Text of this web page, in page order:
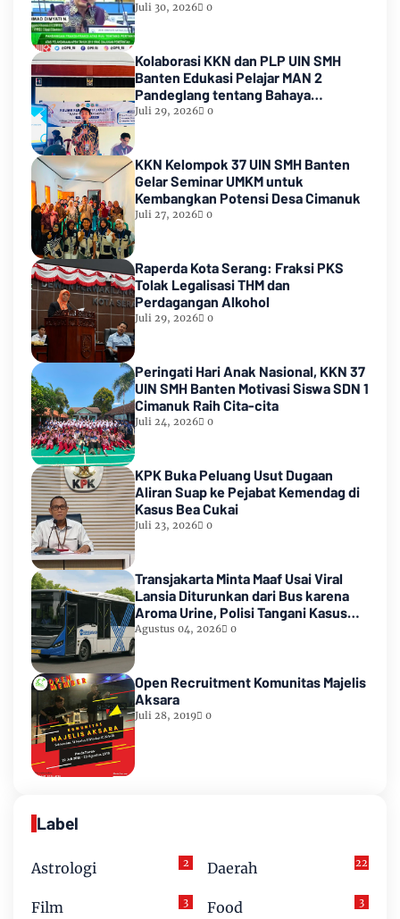
Juli 30, 2026 0
Kolaborasi KKN dan PLP UIN SMH
Banten Edukasi Pelajar MAN 2
Pandeglang tentang Bahaya
Pernikahan Dini
Juli 29, 2026 0
KKN Kelompok 37 UIN SMH Banten
Gelar Seminar UMKM untuk
Kembangkan Potensi Desa Cimanuk
Juli 27, 2026 0
Raperda Kota Serang: Fraksi PKS
Tolak Legalisasi THM dan
Perdagangan Alkohol
Juli 29, 2026 0
Peringati Hari Anak Nasional, KKN 37
UIN SMH Banten Motivasi Siswa SDN 1
Cimanuk Raih Cita-cita
Juli 24, 2026 0
KPK Buka Peluang Usut Dugaan
Aliran Suap ke Pejabat Kemendag di
Kasus Bea Cukai
Juli 23, 2026 0
Transjakarta Minta Maaf Usai Viral
Lansia Diturunkan dari Bus karena
Aroma Urine, Polisi Tangani Kasus
Lansia Korban Penyekapan
Agustus 04, 2026 0
Open Recruitment Komunitas Majelis
Aksara
Juli 28, 2019 0
Label
Astrologi 2 Daerah 22
Film 3 Food 3